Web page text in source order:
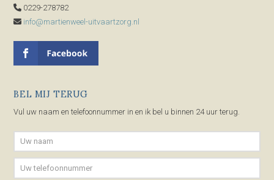
0229-278782
info@martienweel-uitvaartzorg.nl
BEL MIJ TERUG
Vul uw naam en telefoonnummer in en ik bel u binnen 24 uur terug.